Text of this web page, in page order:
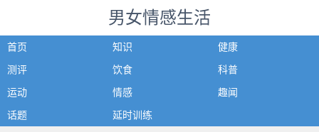
男女情感生活
首页 知识
健康
测评
饮食
科普
运动
情感
趣闻
话题
延时训练